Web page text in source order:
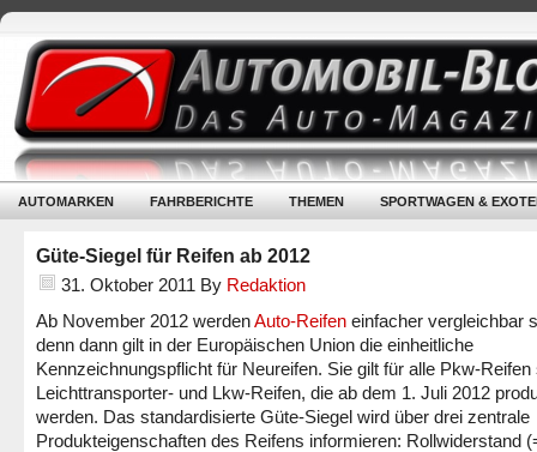
AUTOMARKEN FAHRBERICHTE THEMEN SPORTWAGEN &
Güte-Siegel für Reifen ab 2012
31. Oktober 2011 By Redaktion
Ab November 2012 werdenAuto-Reifen einfacher vergleichbar
denn dann gilt in der Europäischen Union die einheitliche
Kennzeichnungspflicht für Neureifen. Sie gilt für alle Pkw-Reifen
Leichttransporter- und Lkw-Reifen, die ab dem 1. Juli 2012
werden. Das standardisierte Güte-Siegel wird über drei zentrale
Produkteigenschaften des Reifens informieren: Rollwiderstand